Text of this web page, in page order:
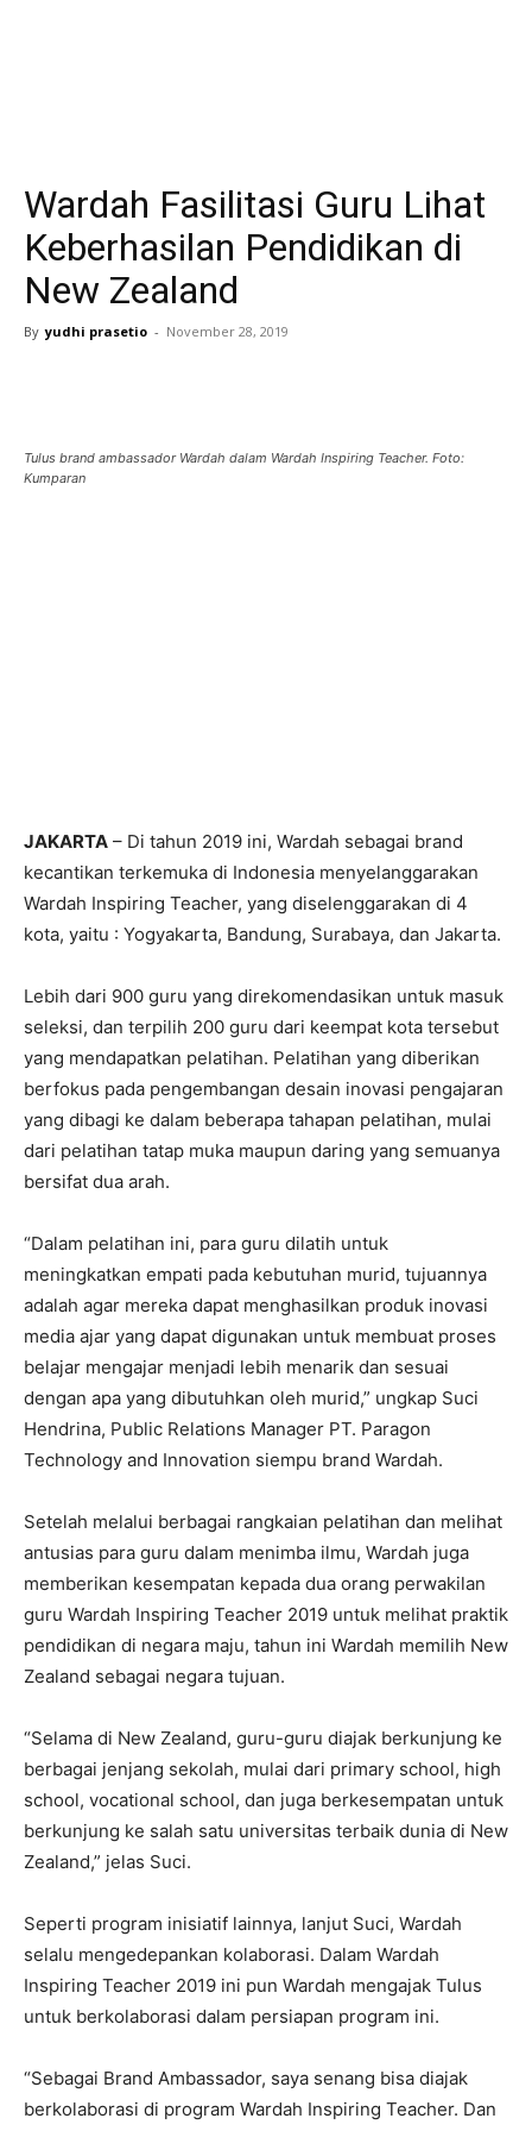
Wardah Fasilitasi Guru Lihat
Keberhasilan Pendidikan di
New Zealand
By yudhi prasetio - November 28, 2019
Tulus brand ambassador Wardah dalam Wardah Inspiring Teacher. Foto:
Kumparan
JAKARTA – Di tahun 2019 ini, Wardah sebagai brand
kecantikan terkemuka di Indonesia menyelanggarakan
Wardah Inspiring Teacher, yang diselenggarakan di 4
kota, yaitu : Yogyakarta, Bandung, Surabaya, dan Jakarta.
Lebih dari 900 guru yang direkomendasikan untuk masuk
seleksi, dan terpilih 200 guru dari keempat kota tersebut
yang mendapatkan pelatihan. Pelatihan yang diberikan
berfokus pada pengembangan desain inovasi pengajaran
yang dibagi ke dalam beberapa tahapan pelatihan, mulai
dari pelatihan tatap muka maupun daring yang semuanya
bersifat dua arah.
“Dalam pelatihan ini, para guru dilatih untuk
meningkatkan empati pada kebutuhan murid, tujuannya
adalah agar mereka dapat menghasilkan produk inovasi
media ajar yang dapat digunakan untuk membuat proses
belajar mengajar menjadi lebih menarik dan sesuai
dengan apa yang dibutuhkan oleh murid,” ungkap Suci
Hendrina, Public Relations Manager PT. Paragon
Technology and Innovation siempu brand Wardah.
Setelah melalui berbagai rangkaian pelatihan dan melihat
antusias para guru dalam menimba ilmu, Wardah juga
memberikan kesempatan kepada dua orang perwakilan
guru Wardah Inspiring Teacher 2019 untuk melihat praktik
pendidikan di negara maju, tahun ini Wardah memilih New
Zealand sebagai negara tujuan.
“Selama di New Zealand, guru-guru diajak berkunjung ke
berbagai jenjang sekolah, mulai dari primary school, high
school, vocational school, dan juga berkesempatan untuk
berkunjung ke salah satu universitas terbaik dunia di New
Zealand,” jelas Suci.
Seperti program inisiatif lainnya, lanjut Suci, Wardah
selalu mengedepankan kolaborasi. Dalam Wardah
Inspiring Teacher 2019 ini pun Wardah mengajak Tulus
untuk berkolaborasi dalam persiapan program ini.
“Sebagai Brand Ambassador, saya senang bisa diajak
berkolaborasi di program Wardah Inspiring Teacher. Dan